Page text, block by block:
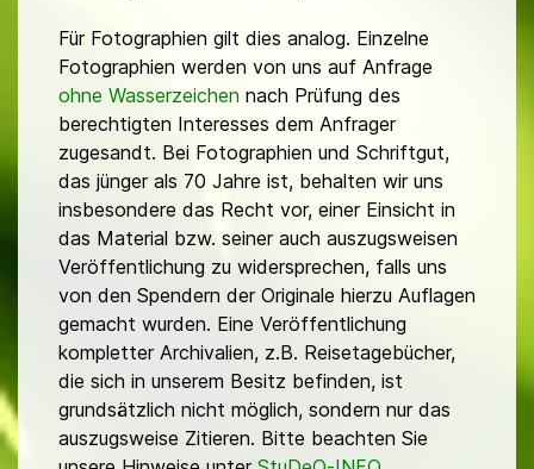
Für Fotographien gilt dies analog. Einzelne
Fotographien werden von uns auf Anfrage
ohne Wasserzeichen nach Prüfung des
berechtigten Interesses dem Anfrager
zugesandt. Bei Fotographien und Schriftgut,
das jünger als 70 Jahre ist, behalten wir uns
insbesondere das Recht vor, einer Einsicht in
das Material bzw. seiner auch auszugsweisen
Veröffentlichung zu widersprechen, falls uns
von den Spendern der Originale hierzu Auflagen
gemacht wurden. Eine Veröffentlichung
kompletter Archivalien, z.B. Reisetagebücher,
die sich in unserem Besitz befinden, ist
grundsätzlich nicht möglich, sondern nur das
auszugsweise Zitieren. Bitte beachten Sie